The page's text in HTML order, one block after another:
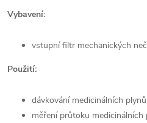
Vybavení:
vstupní filtr mechanických
Použití:
dávkování medicinálních plynů
měření průtoku medicinálních